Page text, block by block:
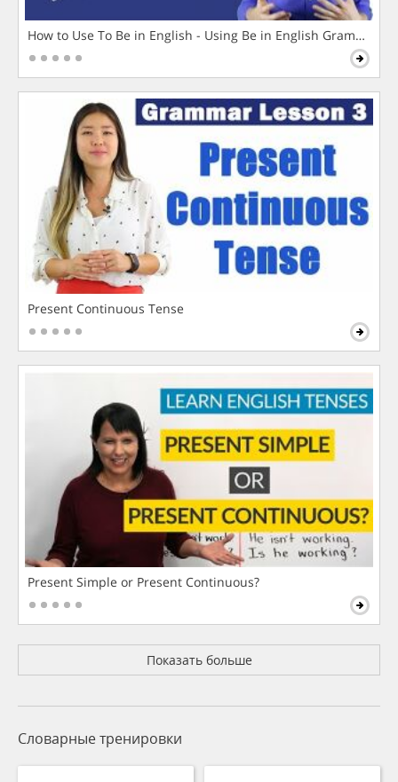
How to Use To Be in English - Using Be in English Grammar
Present Continuous Tense
Present Simple or Present Continuous?
Показать больше
Словарные тренировки